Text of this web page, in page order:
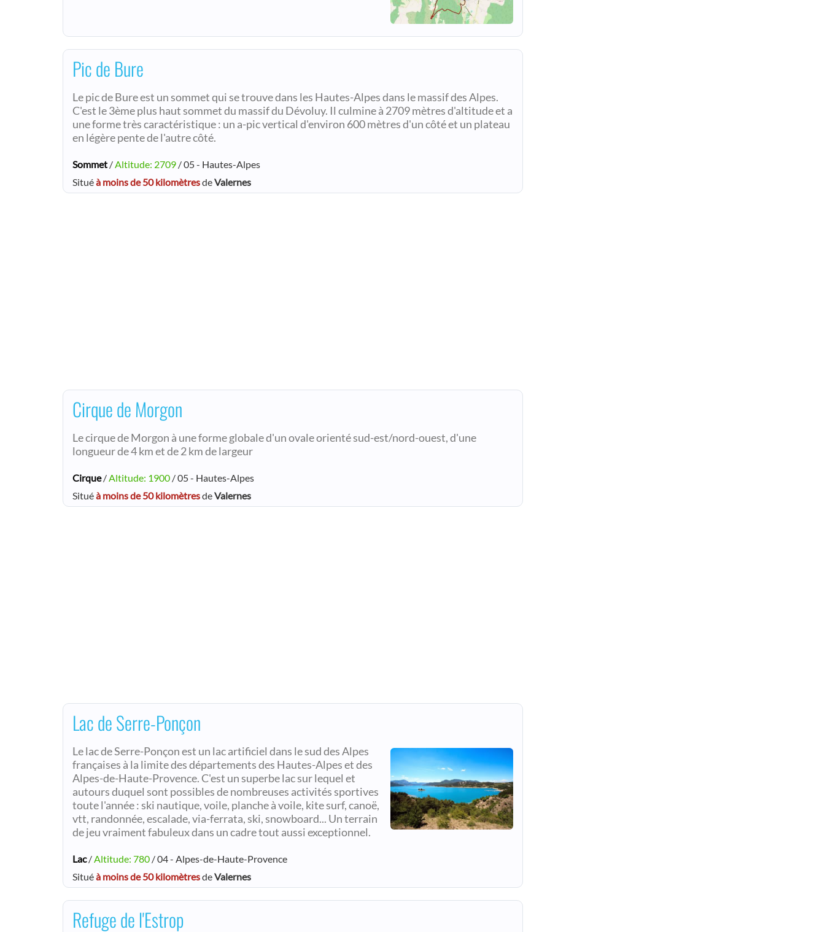
Pic de Bure
Le pic de Bure est un sommet qui se trouve dans les Hautes-Alpes dans le massif des Alpes.
C'est le 3ème plus haut sommet du massif du Dévoluy. Il culmine à 2709 mètres d'altitude et a
une forme très caractéristique : un a-pic vertical d'environ 600 mètres d'un côté et un plateau
en légère pente de l'autre côté.
Sommet / Altitude: 2709 / 05 - Hautes-Alpes
Situéà moins de 50 kilomètresdeValernes
Cirque de Morgon
Le cirque de Morgon à une forme globale d'un ovale orienté sud-est/nord-ouest, d'une
longueur de 4 km et de 2 km de largeur
Cirque/ Altitude: 1900 / 05 - Hautes-Alpes
Situéà moins de 50 kilomètresdeValernes
Lac de Serre-Ponçon
Le lac de Serre-Ponçon est un lac artificiel dans le sud des Alpes
françaises à la limite des départements des Hautes-Alpes et des
Alpes-de-Haute-Provence. C'est un superbe lac sur lequel et
autours duquel sont possibles de nombreuses activités sportives
toute l'année : ski nautique, voile, planche à voile, kite surf, canoë,
vtt, randonnée, escalade, via-ferrata, ski, snowboard... Un terrain
de jeu vraiment fabuleux dans un cadre tout aussi exceptionnel.
Lac/ Altitude: 780 / 04 - Alpes-de-Haute-Provence
Situéà moins de 50 kilomètresdeValernes
Refuge de l'Estrop